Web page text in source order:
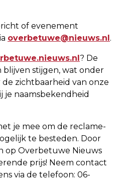
of evenement
overbetuwe@nieuws.nl.
? De
blijven stijgen, wat onder
zichtbaarheid van onze
je naamsbekendheid
je mee om de reclame-
te besteden. Door
op Overbetuwe Nieuws
prijs! Neem contact
via de telefoon: 06-